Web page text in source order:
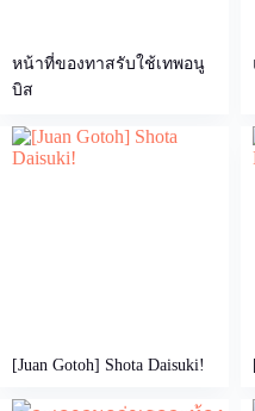
หน้าที่ของทาสรับใช้เทพอนู
บิส
[Juan Gotoh] Shota Daisuki!